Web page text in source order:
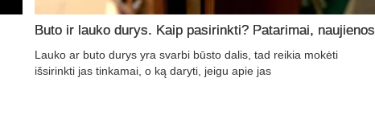
Buto ir lauko durys. Kaip pasirinkti? Patarimai, naujienos
Lauko ar buto durys yra svarbi būsto dalis, tad reikia mokėti
išsirinkti jas tinkamai, o ką daryti, jeigu apie jas